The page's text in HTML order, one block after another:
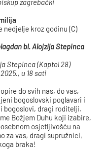
zagrebački
kroz godinu (C)
bl. Alojzija Stepinca
Stepinca (Kaptol 28)
u 18 sati
do svih nas, do vas,
bogoslovski poglavari i
bogoslovi, dragi roditelji,
Božjem Duhu koji izabire,
osjetljivošću na
za vas, dragi supružnici,
braka!